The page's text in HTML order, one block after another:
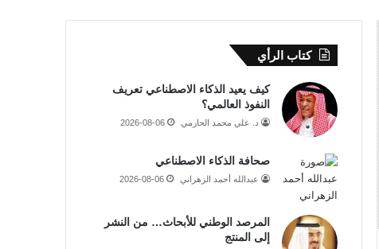
كتاب الرأي
كيف يعيد الذكاء الاصطناعي تعريف
النفوذ العالمي؟
د. علي محمد الحازمي 2026-08-06
صحافة الذكاء الاصطناعي
عبدالله أحمد الزهراني 2026-08-06
المرصد الوطني للأبحاث… من النشر
إلى المنتج